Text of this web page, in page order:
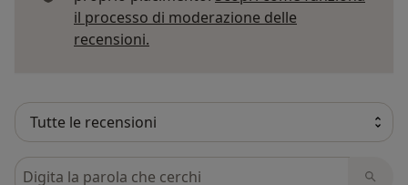
il processo di moderazione delle
recensioni.
Cerca nelle recensioni